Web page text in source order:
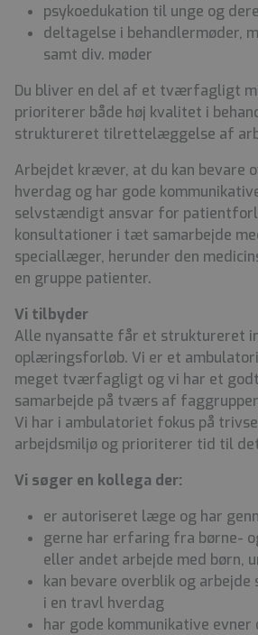
psykoedukation til unge og
deltagelse i behandlermøder,
samt div. møder
Du bliver en del af et tværfagligt
prioriterer både høj kvalitet i
struktureret tilrettelæggelse af
Arbejdet kræver, at du kan bevare
hverdag og har gode
selvstændigt ansvar for
konsultationer i tæt samarbejde
speciallæger, herunder den
en gruppe patienter.
Vi tilbyder
Alle nyansatte får et struktureret
oplæringsforløb. Vi er et
meget tværfagligt og vi har et
samarbejde på tværs af
Vi har i ambulatoriet fokus på
arbejdsmiljø og prioriterer tid til
Vi søger en kollega der:
er autoriseret læge og har
gerne har erfaring fra børne-
eller andet arbejde med børn,
kan bevare overblik og
i en travl hverdag
har gode kommunikative